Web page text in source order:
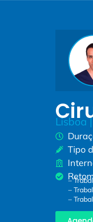
Lisboa
Tipo
–
–
–